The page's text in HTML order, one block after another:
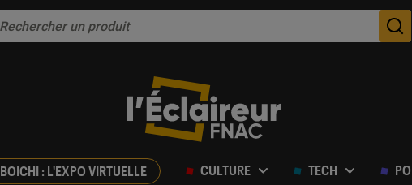
BOICHI : L'EXPO VIRTUELLE CULTURE TECH